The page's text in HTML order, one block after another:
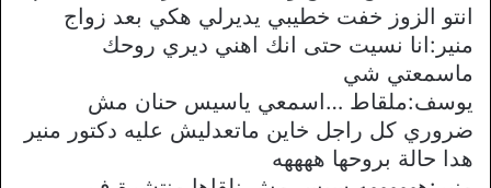
انتو الزوز خفت خطيبي يديرلي هكي بعد زواج
منير:انا نسيت حتى انك اهني ديري روحك
ماسمعتي شي
يوسف:ملقاط …اسمعي ياسيس حنان مش
ضروري كل راجل خاين ماتعدليش عليه دكتور منير
هدا حالة بروحها ههههه